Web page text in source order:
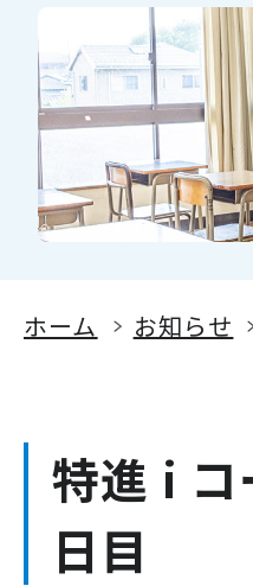
ホーム お知らせ
特進 i
日目